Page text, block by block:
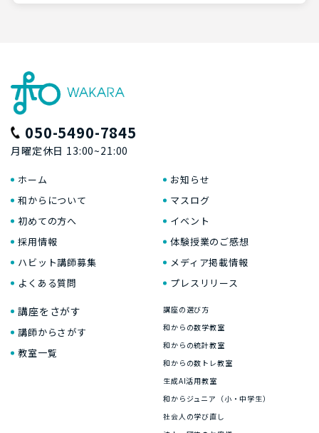
050-5490-7845
月曜定休日 13:00~21:00
ホーム
和からについて
初めての方へ
採用情報
ハビット講師募集
よくある質問
お知らせ
マスログ
イベント
体験授業のご感想
メディア掲載情報
プレスリリース
講座をさがす
講師からさがす
教室一覧
講座の選び方
和からの数学教室
和からの統計教室
和からの数トレ教室
生成AI活用教室
和からジュニア（小・中学生）
社会人の学び直し